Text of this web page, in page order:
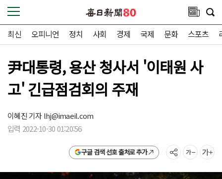
최신 오피니언 정치 사회 경제 국제 문화 스포츠
尹대통령, 용산 청사서 '이태원 사
고' 긴급점검회의 주재
이혜진 기자lhj@imaeil.com
입력 2022-10-30 01:20:56
구글 검색 선호 출처로 추가